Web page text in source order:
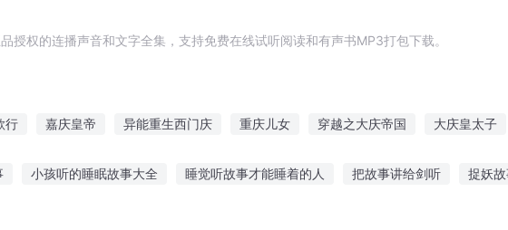
权的连播声音和文字全集，支持免费在线试听阅读和有声书MP3打包下载。
行 嘉庆皇帝 异能重生西门庆 重庆儿女 穿越之大庆帝国 大庆皇太子
小孩听的睡眠故事大全 睡觉听故事才能睡着的人 把故事讲给剑听 捉妖